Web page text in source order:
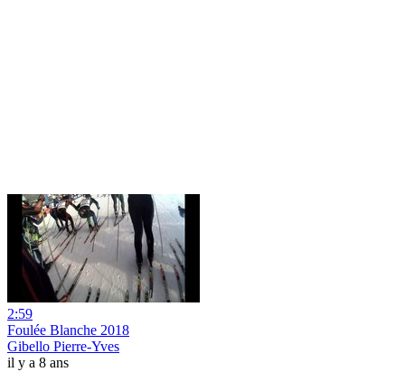
2:59
Foulée Blanche 2018
Gibello Pierre-Yves
il y a 8 ans